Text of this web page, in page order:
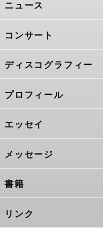
ニュース
コンサート
ディスコグラフィー
プロフィール
エッセイ
メッセージ
書籍
リンク